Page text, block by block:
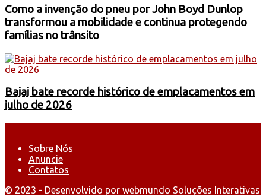
Como a invenção do pneu por John Boyd Dunlop
transformou a mobilidade e continua protegendo
famílias no trânsito
Bajaj bate recorde histórico de emplacamentos em
julho de 2026
Sobre Nós
Anuncie
Contatos
© 2023 - Desenvolvido por webmundo Soluções Interativas